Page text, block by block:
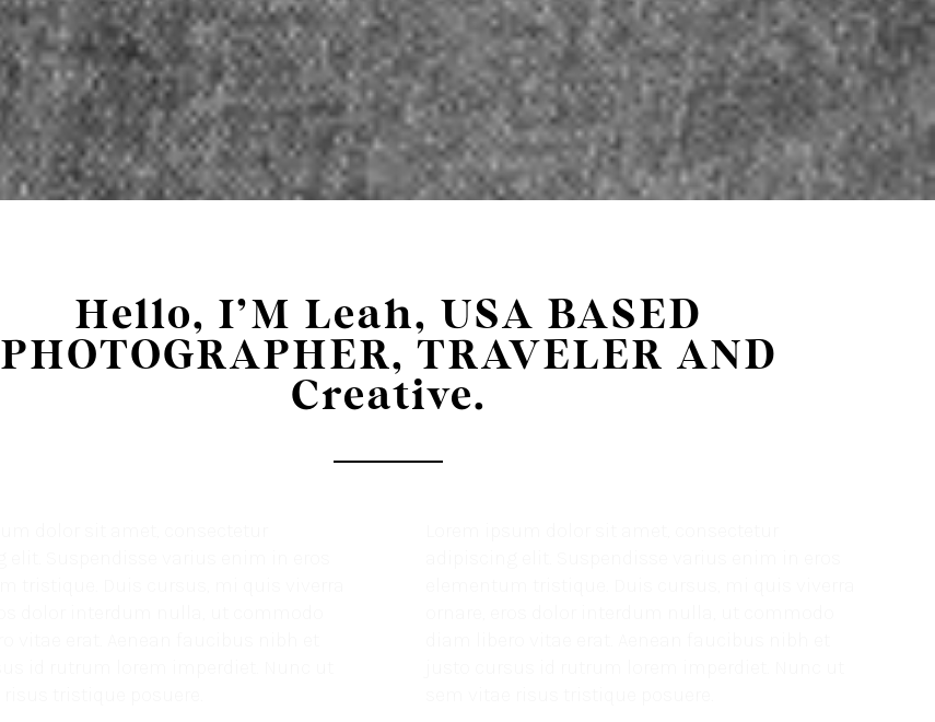
Hello, I’M Leah, USA BASED
PHOTOGRAPHER, TRAVELER AND
Creative.